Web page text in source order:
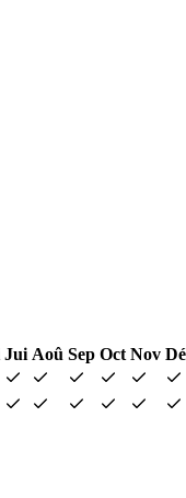
Jui Aoû Sep Oct Nov